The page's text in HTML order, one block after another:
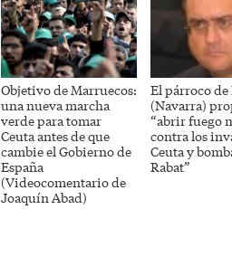
Objetivo de Marruecos:
una nueva marcha
verde para tomar
Ceuta antes de que
cambie el Gobierno de
España
(Videocomentario de
Joaquín Abad)
El párroco
(Navarra)
“abrir fuego
contra los
Ceuta y
Rabat”